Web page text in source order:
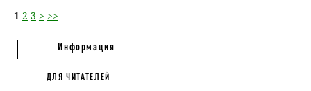
1 2 3 > >>
Информация
ДЛЯ ЧИТАТЕЛЕЙ